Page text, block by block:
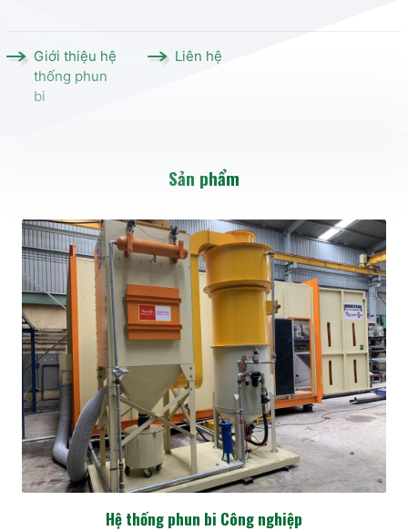
Giới thiệu hệ
thống phun
bi
Liên hệ
Sản phẩm
Hệ thống phun bi Công nghiệp